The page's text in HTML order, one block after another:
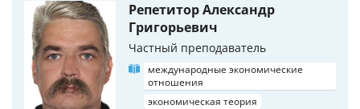
Репетитор Александр
Григорьевич
Частный преподаватель
международные экономические
отношения
экономическая теория